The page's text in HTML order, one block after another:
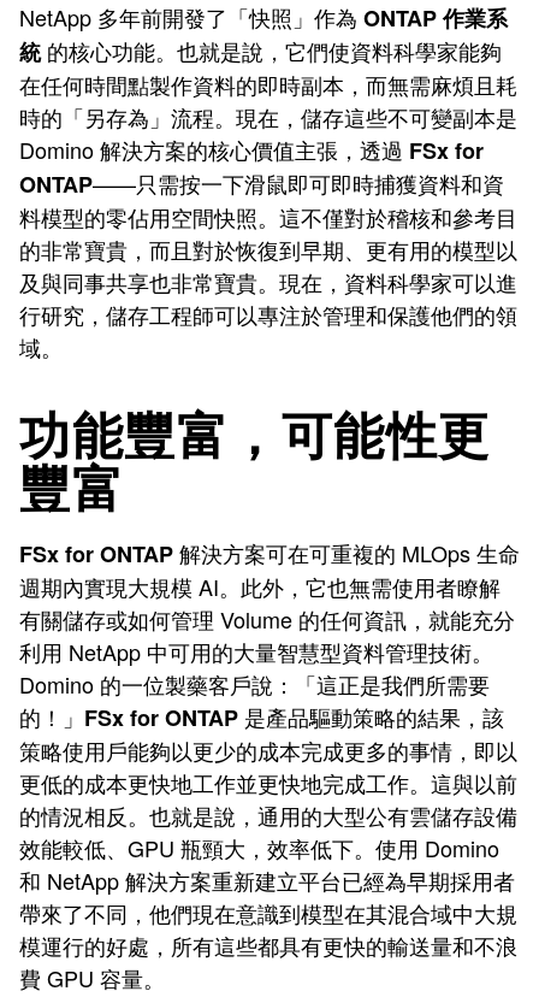
NetApp 多年前開發了「快照」作為 ONTAP 作業系
統的核心功能。也就是說，它們使資料科學家能夠
在任何時間點製作資料的即時副本，而無需麻煩且耗
時的「另存為」流程。現在，儲存這些不可變副本是
Domino 解決方案的核心價值主張，透過 FSx for
ONTAP——只需按一下滑鼠即可即時捕獲資料和資
料模型的零佔用空間快照。這不僅對於稽核和參考目
的非常寶貴，而且對於恢復到早期、更有用的模型以
及與同事共享也非常寶貴。現在，資料科學家可以進
行研究，儲存工程師可以專注於管理和保護他們的領
域。
功能豐富，可能性更
豐富
FSx for ONTAP解決方案可在可重複的 MLOps 生命
週期內實現大規模 AI。此外，它也無需使用者瞭解
有關儲存或如何管理 Volume 的任何資訊，就能充分
利用 NetApp 中可用的大量智慧型資料管理技術。
Domino 的一位製藥客戶說：「這正是我們所需要
的！」 FSx for ONTAP 是產品驅動策略的結果，該
策略使用戶能夠以更少的成本完成更多的事情，即以
更低的成本更快地工作並更快地完成工作。這與以前
的情況相反。也就是說，通用的大型公有雲儲存設備
效能較低、GPU 瓶頸大，效率低下。使用 Domino
和 NetApp 解決方案重新建立平台已經為早期採用者
帶來了不同，他們現在意識到模型在其混合域中大規
模運行的好處，所有這些都具有更快的輸送量和不浪
費 GPU 容量。